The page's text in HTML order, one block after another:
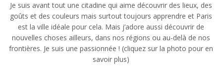
Je suis avant tout une citadine qui aime découvrir des lieux, des
goûts et des couleurs mais surtout toujours apprendre et Paris
est la ville idéale pour cela. Mais j’adore aussi découvrir de
nouvelles choses ailleurs, dans nos régions ou au-delà de nos
frontières. Je suis une passionnée ! (cliquez sur la photo pour en
savoir plus)